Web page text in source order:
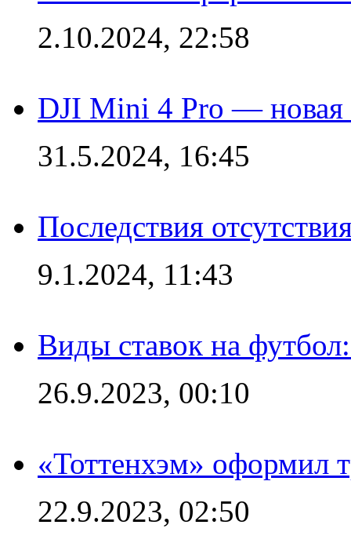
2.10.2024, 22:58
DJI Mini 4 Pro — новая
31.5.2024, 16:45
Последствия
9.1.2024, 11:43
Виды ставок на
26.9.2023, 00:10
«Тоттенхэм» оформил
22.9.2023, 02:50